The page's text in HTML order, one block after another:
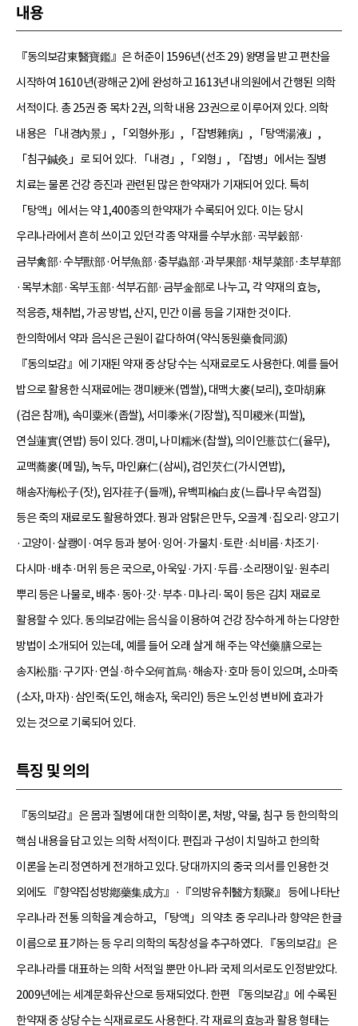
내용
『동의보감東醫寶鑑』은 허준이 1596년(선조 29) 왕명을 받고 편찬을
시작하여 1610년(광해군 2)에 완성하고 1613년 내의원에서 간행된 의학
서적이다. 총 25권 중 목차 2권, 의학 내용 23권으로 이루어져 있다. 의학
내용은 「내경內景」, 「외형外形」, 「잡병雜病」, 「탕액湯液」,
「침구鍼灸」로 되어 있다. 「내경」, 「외형」, 「잡병」에서는 질병
치료는 물론 건강 증진과 관련된 많은 한약재가 기재되어 있다. 특히
「탕액」에서는 약 1,400종의 한약재가 수록되어 있다. 이는 당시
우리나라에서 흔히 쓰이고 있던 각종 약재를 수부水部·곡부穀部·
금부禽部·수부獸部·어부魚部·충부蟲部·과부果部·채부菜部·초부草部
·목부木部·옥부玉部·석부石部·금부金部로 나누고, 각 약재의 효능,
적응증, 채취법, 가공 방법, 산지, 민간 이름 등을 기재한 것이다.
한의학에서 약과 음식은 근원이 같다하여(약식동원藥食同源)
『동의보감』에 기재된 약재 중 상당수는 식재료로도 사용한다. 예를 들어
밥으로 활용한 식재료에는 갱미粳米(멥쌀), 대맥大麥(보리), 호마胡麻
(검은 참깨), 속미粟米(좁쌀), 서미黍米(기장쌀), 직미稷米(피쌀),
연실蓮實(연밥) 등이 있다. 갱미, 나미糯米(찹쌀), 의이인薏苡仁(율무),
교맥蕎麥(메밀), 녹두, 마인麻仁(삼씨), 검인芡仁(가시연밥),
해송자海松子(잣), 임자荏子(들깨), 유백피楡白皮(느릅나무 속껍질)
등은 죽의 재료로도 활용하였다. 꿩과 암탉은 만두, 오골계·집오리·양고기
·고양이·살쾡이·여우 등과 붕어·잉어·가물치·토란·쇠비름·차조기·
다시마·배추·머위 등은 국으로, 아욱잎·가지·두릅·소리쟁이잎·원추리
뿌리 등은 나물로, 배추·동아·갓·부추·미나리·목이 등은 김치 재료로
활용할 수 있다. 동의보감에는 음식을 이용하여 건강 장수하게 하는 다양한
방법이 소개되어 있는데, 예를 들어 오래 살게 해 주는 약선藥膳으로는
송지松脂·구기자·연실·하수오何首烏·해송자·호마 등이 있으며, 소마죽
(소자, 마자)·삼인죽(도인, 해송자, 욱리인) 등은 노인성 변비에 효과가
있는 것으로 기록되어 있다.
특징 및 의의
『동의보감』은 몸과 질병에 대한 의학이론, 처방, 약물, 침구 등 한의학의
핵심 내용을 담고 있는 의학 서적이다. 편집과 구성이 치밀하고 한의학
이론을 논리 정연하게 전개하고 있다. 당대까지의 중국 의서를 인용한 것
외에도 『향약집성방鄕藥集成方』·『의방유취醫方類聚』 등에 나타난
우리나라 전통 의학을 계승하고, 「탕액」의 약초 중 우리나라 향약은 한글
이름으로 표기하는 등 우리 의학의 독창성을 추구하였다. 『동의보감』은
우리나라를 대표하는 의학 서적일 뿐만 아니라 국제 의서로도 인정받았다.
2009년에는 세계문화유산으로 등재되었다. 한편 『동의보감』에 수록된
한약재 중 상당수는 식재료로도 사용한다. 각 재료의 효능과 활용 형태는